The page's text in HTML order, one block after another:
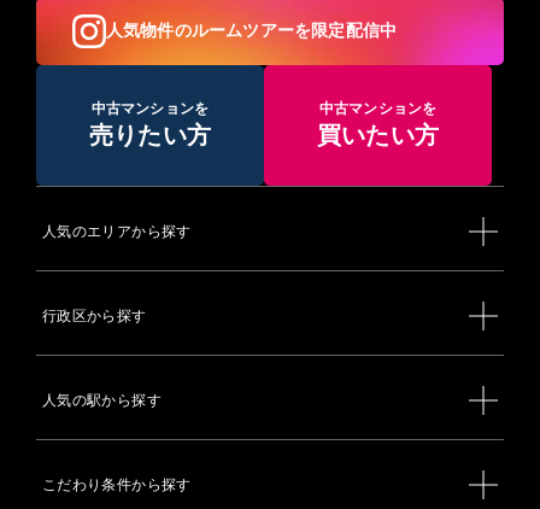
人気物件のルームツアーを限定配信中
中古マンションを
売りたい方
中古マンションを
買いたい方
人気のエリアから探す
行政区から探す
人気の駅から探す
こだわり条件から探す